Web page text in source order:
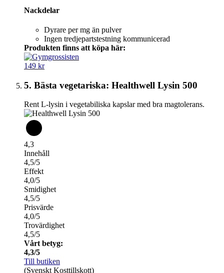
Nackdelar
Dyrare per mg än pulver
Ingen tredjepartstestning kommunicerad
Produkten finns att köpa här:
149 kr
5. Bästa vegetariska: Healthwell Lysin 500
Rent L-lysin i vegetabiliska kapslar med bra magtolerans.
4,3
Innehåll
4,5/5
Effekt
4,0/5
Smidighet
4,5/5
Prisvärde
4,0/5
Trovärdighet
4,5/5
Vårt betyg:
4,3/5
Till butiken
(Svenskt Kosttillskott)